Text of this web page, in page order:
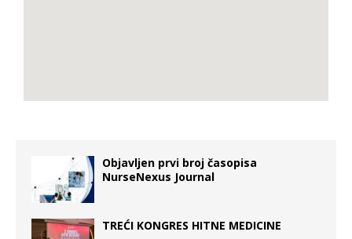
Objavljen prvi broj časopisa
NurseNexus Journal
TREĆI KONGRES HITNE MEDICINE